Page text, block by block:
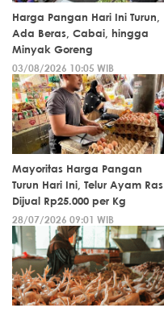
Harga Pangan Hari Ini Turun,
Ada Beras, Cabai, hingga
Minyak Goreng
03/08/2026 10:05 WIB
Mayoritas Harga Pangan
Turun Hari Ini, Telur Ayam Ras
Dijual Rp25.000 per Kg
28/07/2026 09:01 WIB